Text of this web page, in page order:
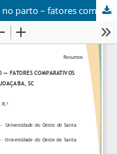
Aspectos referentes às diferenças sociais no parto – fatores comparativos ao atendimento público e privado em Joaçaba, SC